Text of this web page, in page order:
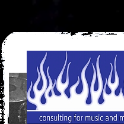
content